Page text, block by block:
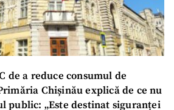
de a reduce consumul de
Chișinău explică de ce nu
public: „Este destinat siguranței